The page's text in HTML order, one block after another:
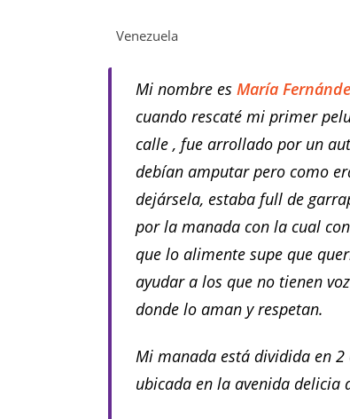
Venezuela
Mi nombre es María
cuando rescaté mi primer
calle , fue arrollado por un
debían amputar pero como
dejársela, estaba full de
por la manada con la cual
que lo alimente supe que
ayudar a los que no tienen
donde lo aman y respetan.
Mi manada está dividida en
ubicada en la avenida delicia